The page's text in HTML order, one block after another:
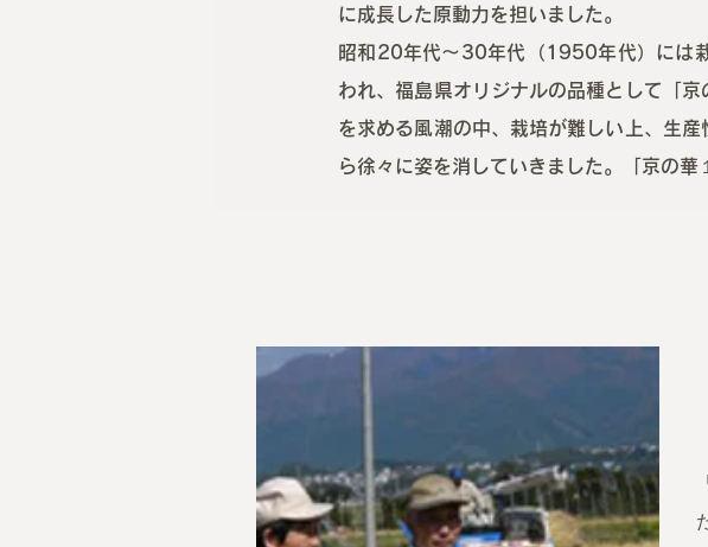
に成長した原動力を担いました。
昭和20年代〜30年代（1950年代）には
われ、福島県オリジナルの品種として「
を求める風潮の中、栽培が難しい上、生
ら徐々に姿を消していきました。「京の華